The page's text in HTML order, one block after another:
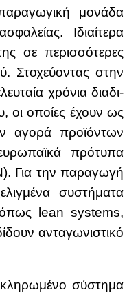
μο­νά­δα
Ιδιαί­τε­ρα
σε πε­ρισ­σό­τε­ρες
Στο­χεύ­ο­ντας στην
χρό­νια δια­δι­
οι οποί­ες έχουν ως
αγο­ρά προ­ϊ­ό­ντων
πρό­τυ­πα
Για την πα­ρα­γω­γή
συ­στή­μα­τα
lean systems,
αντα­γω­νι­στι­κό
σύ­στη­μα